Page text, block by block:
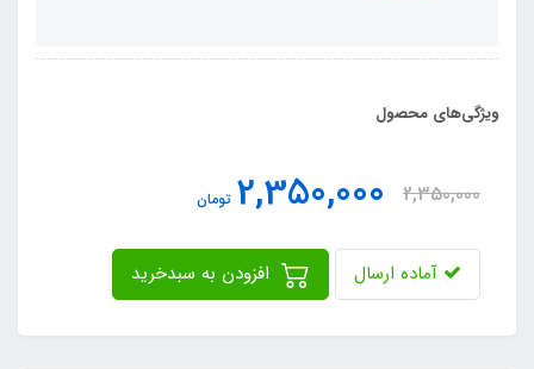
ویژگی‌های محصول
2,350,000
2,350,000 تومان
آماده ارسال